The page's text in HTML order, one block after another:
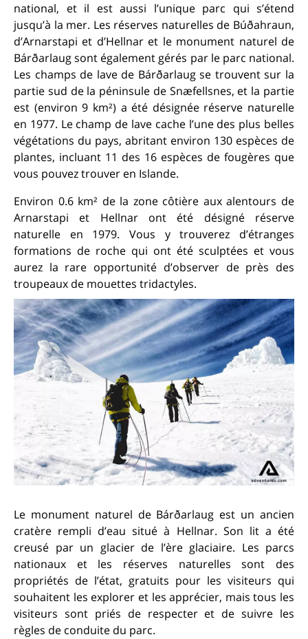
national, et il est aussi l’unique parc qui s’étend
jusqu’à la mer. Les réserves naturelles de Búðahraun,
d’Arnarstapi et d’Hellnar et le monument naturel de
Bárðarlaug sont également gérés par le parc national.
Les champs de lave de Bárðarlaug se trouvent sur la
partie sud de la péninsule de Snæfellsnes, et la partie
est (environ 9 km²) a été désignée réserve naturelle
en 1977. Le champ de lave cache l’une des plus belles
végétations du pays, abritant environ 130 espèces de
plantes, incluant 11 des 16 espèces de fougères que
vous pouvez trouver en Islande.
Environ 0.6 km² de la zone côtière aux alentours de
Arnarstapi et Hellnar ont été désigné réserve
naturelle en 1979. Vous y trouverez d’étranges
formations de roche qui ont été sculptées et vous
aurez la rare opportunité d’observer de près des
troupeaux de mouettes tridactyles.
Le monument naturel de Bárðarlaug est un ancien
cratère rempli d’eau situé à Hellnar. Son lit a été
creusé par un glacier de l’ère glaciaire. Les parcs
nationaux et les réserves naturelles sont des
propriétés de l’état, gratuits pour les visiteurs qui
souhaitent les explorer et les apprécier, mais tous les
visiteurs sont priés de respecter et de suivre les
règles de conduite du parc.